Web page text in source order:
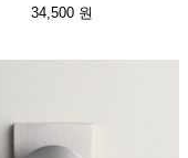
34,500 원